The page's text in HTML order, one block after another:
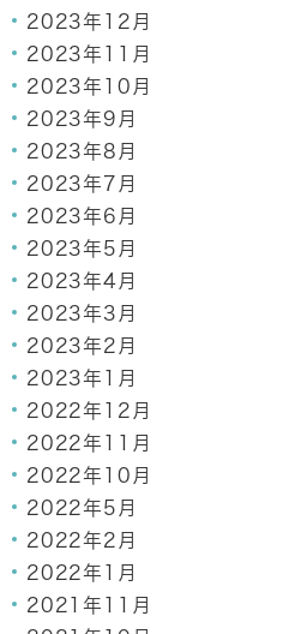
2023年12月
2023年11月
2023年10月
2023年9月
2023年8月
2023年7月
2023年6月
2023年5月
2023年4月
2023年3月
2023年2月
2023年1月
2022年12月
2022年11月
2022年10月
2022年5月
2022年2月
2022年1月
2021年11月